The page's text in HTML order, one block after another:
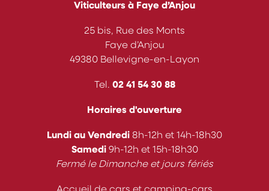
Viticulteurs à Faye d’Anjou
25 bis, Rue des Monts
Faye d’Anjou
49380 Bellevigne-en-Layon
Tel. 02 41 54 30 88
Horaires d'ouverture
Lundi au Vendredi 8h-12h et 14h-18h30
Samedi 9h-12h et 15h-18h30
Fermé le Dimanche et jours fériés